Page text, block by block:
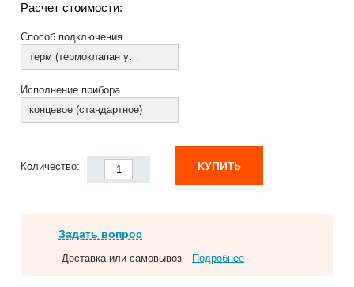
Расчет стоимости:
Способ подключения
терм (термоклапан установлен)
Исполнение прибора
концевое (стандартное)
Количество: КУПИТЬ
Задать вопрос
Доставка или самовывоз - Подробнее